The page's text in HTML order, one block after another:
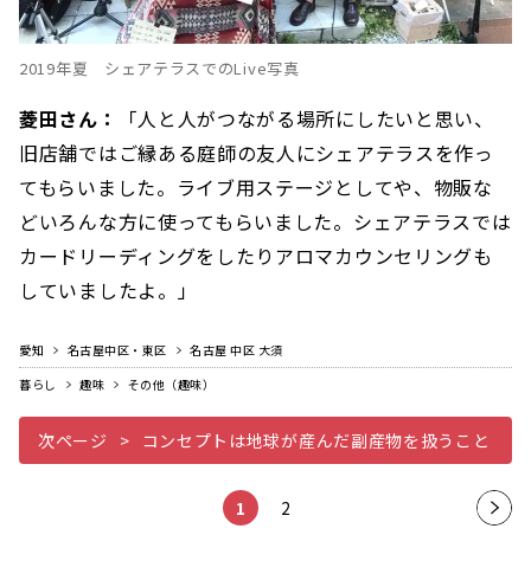
2019年夏 シェアテラスでのLive写真
菱田さん：
「人と人がつながる場所にしたいと思い、
旧店舗ではご縁ある庭師の友人にシェアテラスを作っ
てもらいました。ライブ用ステージとしてや、物販な
どいろんな方に使ってもらいました。シェアテラスでは
カードリーディングをしたりアロマカウンセリングも
していましたよ。」
愛知 名古屋中区・東区
名古屋 中区 大須
暮らし
趣味 その他（趣味）
次ページ コンセプトは地球が産んだ副産物を扱うこと
1 2
次の